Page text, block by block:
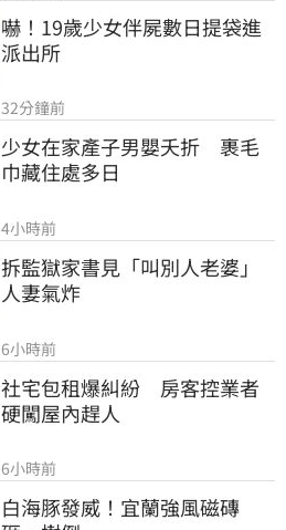
嚇！19歲少女伴屍數日提袋進
派出所
32分鐘前
少女在家產子男嬰夭折　裹毛
巾藏住處多日
4小時前
拆監獄家書見「叫別人老婆」
人妻氣炸
6小時前
社宅包租爆糾紛　房客控業者
硬闖屋內趕人
6小時前
白海豚發威！宜蘭強風磁磚